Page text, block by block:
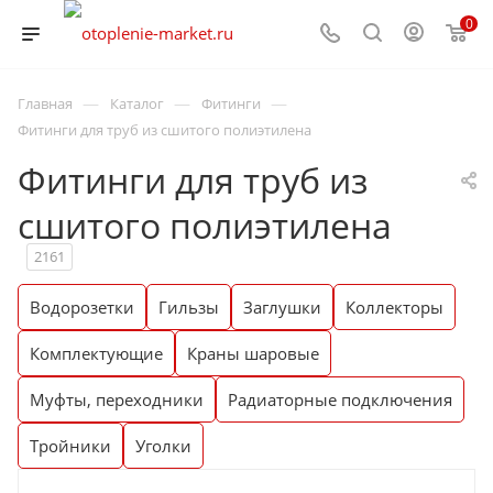
0
Главная — Каталог — Фитинги —
Фитинги для труб из сшитого полиэтилена
Фитинги для труб из
сшитого полиэтилена
2161
Водорозетки Гильзы Заглушки Коллекторы
Комплектующие Краны шаровые
Муфты, переходники Радиаторные подключения
Тройники Уголки